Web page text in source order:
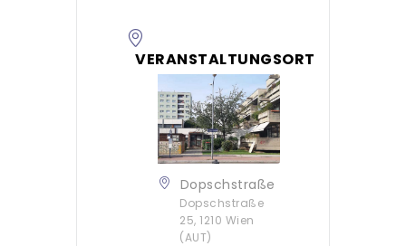
VERANSTALTUNGSORT
Dopschstraße
Dopschstraße
25, 1210 Wien
(AUT)